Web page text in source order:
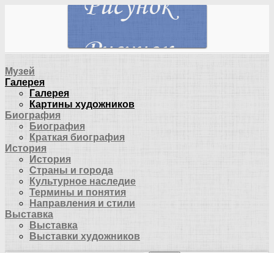
Музей
Галерея
Галерея
Картины художников
Биография
Биография
Краткая биография
История
История
Страны и города
Культурное наследие
Термины и понятия
Направления и стили
Выставка
Выставка
Выставки художников